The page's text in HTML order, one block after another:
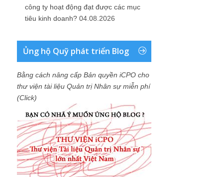
công ty hoạt động đạt được các mục
tiêu kinh doanh? 04.08.2026
Ủng hộ Quỹ phát triển Blog
Bằng cách nâng cấp Bản quyền iCPO cho
thư viện tài liệu Quản trị Nhân sự miễn phí
(Click)